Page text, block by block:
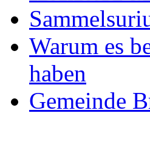
Warum es
haben
Gemeinde